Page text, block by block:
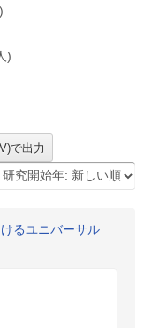
)
るユニバーサル